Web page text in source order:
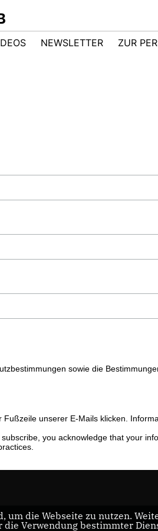
NEWSLETTER ZUR
sowie die
unserer E-Mails klicken.
you acknowledge that your
um die Webseite zu nutzen.
die Verwendung bestimmter